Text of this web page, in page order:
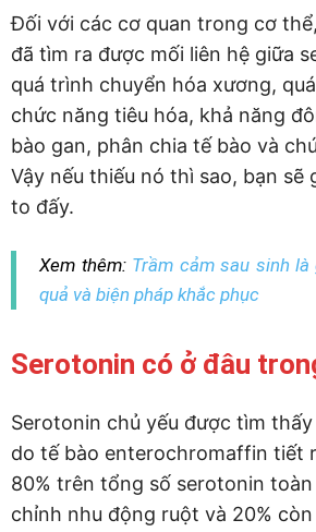
Đối với các cơ quan trong cơ
đã tìm ra được mối liên hệ giữa
quá trình chuyển hóa xương,
chức năng tiêu hóa, khả năng
bào gan, phân chia tế bào và
Vậy nếu thiếu nó thì sao, bạn sẽ
to đấy.
Xem thêm: Trầm cảm sau sinh là
quả và biện pháp khắc phục
Serotonin có ở đâu
Serotonin chủ yếu được tìm
do tế bào enterochromaffin tiết
80% trên tổng số serotonin
chỉnh nhu động ruột và 20%